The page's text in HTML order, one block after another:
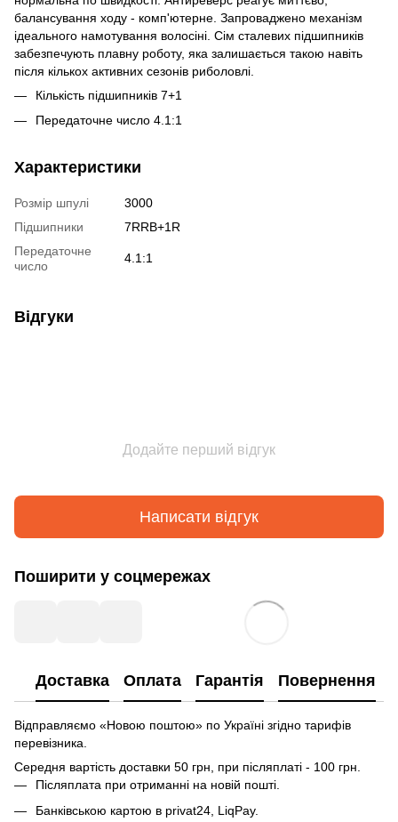
балансування ходу - комп'ютерне. Запроваджено механізм
ідеального намотування волосіні. Сім сталевих підшипників
забезпечують плавну роботу, яка залишається такою навіть
після кількох активних сезонів риболовлі.
Кількість підшипників 7+1
Передаточне число 4.1:1
Характеристики
Розмір шпулі
3000
Підшипники
7RRB+1R
Передаточне
число
4.1:1
Відгуки
Додайте перший відгук
Написати відгук
Поширити у соцмережах
Доставка Оплата Гарантія Повернення
Відправляємо «Новою поштою» по Україні згідно тарифів
перевізника.
Середня вартість доставки 50 грн, при післяплаті - 100 грн.
Післяплата при отриманні на новій пошті.
Банківською картою в privat24, LiqPay.